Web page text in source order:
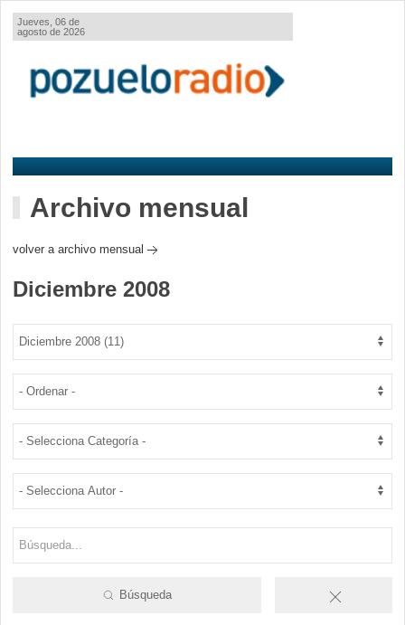
Jueves, 06 de
agosto de 2026
Archivo mensual
volver a archivo mensual
Diciembre 2008
Búsqueda